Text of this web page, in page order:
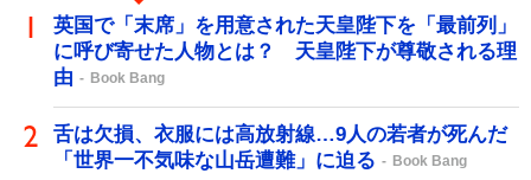
英国で「末席」を用意された天皇陛下を「最前列」
に呼び寄せた人物とは？ 天皇陛下が尊敬される理
由
Book Bang
舌は欠損、衣服には高放射線…9人の若者が死んだ
「世界一不気味な山岳遭難」に迫る
Book Bang